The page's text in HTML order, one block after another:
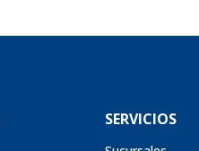
SERVICIOS